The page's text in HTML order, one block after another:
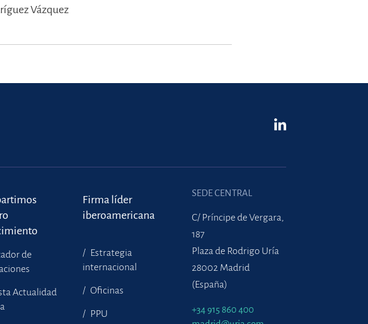
Vázquez
de
Actualidad
Firma líder
iberoamericana
Estrategia
internacional
Oficinas
PPU
SEDE CENTRAL
C/ Príncipe de Vergara,
187
Plaza de Rodrigo Uría
28002 Madrid
(España)
+34 915 860 400